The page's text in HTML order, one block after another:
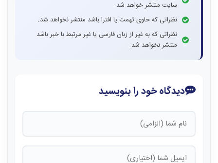
سایت منتشر خواهد شد.
نظراتی که حاوی تهمت یا افترا باشد منتشر نخواهد شد.
نظراتی که به غیر از زبان فارسی یا غیر مرتبط با خبر باشد
منتشر نخواهد شد.
دیدگاه خود را بنویسید